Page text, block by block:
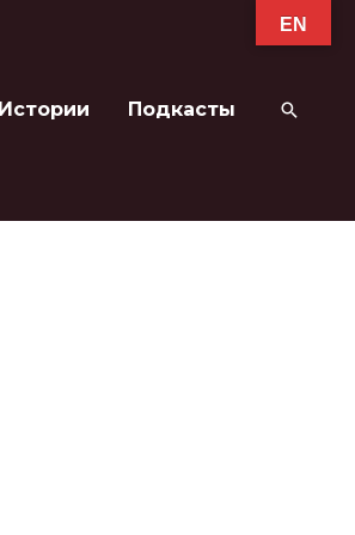
Истории Подкасты Поиск
EN